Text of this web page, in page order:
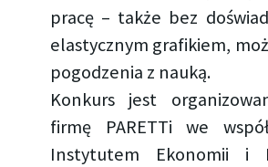
pracę – także bez
elastycznym grafikiem,
pogodzenia z nauką.
Konkurs jest
firmę PARETTi we
Instytutem Ekonomii i